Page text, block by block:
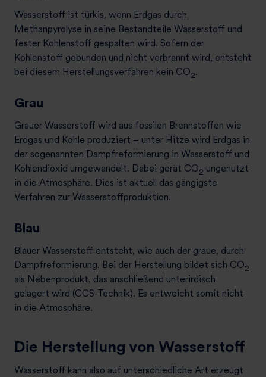
Wasserstoff ist türkis, wenn Erdgas durch
Methanpyrolyse in seine Bestandteile Wasserstoff und
fester Kohlenstoff gespalten wird. Sofern der
Kohlenstoff gebunden und nicht verbrannt wird, entsteht
bei diesem Herstellungsverfahren kein CO2.
Grau
Grauer Wasserstoff wird aus fossilen Brennstoffen wie
Erdgas und Kohle produziert – unter Hitze wird Erdgas in
der sogenannten Dampfreformierung in Wasserstoff und
Kohlendioxid umgewandelt. Dabei gerät CO2 ungenutzt
in die Atmosphäre. Dies ist aktuell das gängigste
Verfahren zur Wasserstoffproduktion.
Blau
Blauer Wasserstoff entsteht, wie auch der graue, durch
Dampfreformierung. Bei der Herstellung bildet sich CO2
als Nebenprodukt, das anschließend unterirdisch
gelagert wird (CCS-Technik). Es entweicht somit nicht
in die Atmosphäre.
Die Herstellung von Wasserstoff
Wasserstoff kann also auf unterschiedliche Art erzeugt